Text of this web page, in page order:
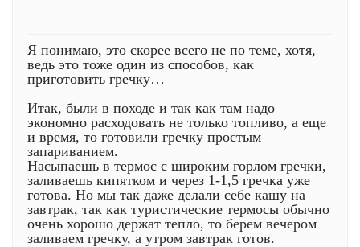
Я понимаю, это скорее всего не по теме, хотя,
ведь это тоже один из способов, как
приготовить гречку…
Итак, были в походе и так как там надо
экономно расходовать не только топливо, а еще
и время, то готовили гречку простым
запариванием.
Насыпаешь в термос с широким горлом гречки,
заливаешь кипятком и через 1-1,5 гречка уже
готова. Но мы так даже делали себе кашу на
завтрак, так как туристические термосы обычно
очень хорошо держат тепло, то берем вечером
заливаем гречку, а утром завтрак готов.